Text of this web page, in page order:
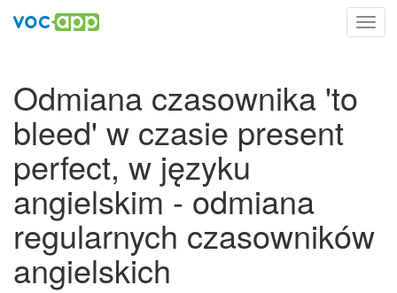
Odmiana czasownika 'to
bleed' w czasie present
perfect, w języku
angielskim - odmiana
regularnych czasowników
angielskich